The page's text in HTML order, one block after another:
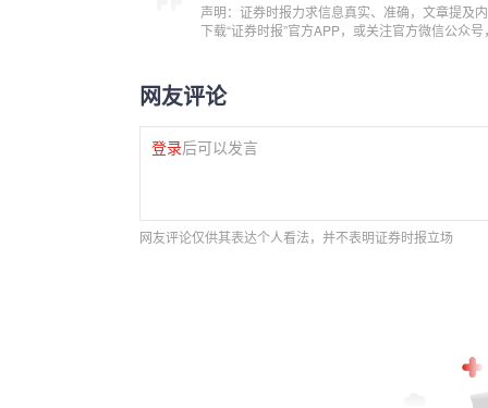
声明：证券时报力求信息真实、准确，文章提及
下载“证券时报”官方APP，或关注官方微信公众
网友评论
登录后可以发言
网友评论仅供其表达个人看法，并不表明证券时报立场